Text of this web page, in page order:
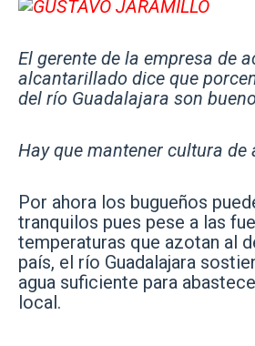
El gerente de la empresa de
alcantarillado dice que
del río Guadalajara son
Hay que mantener cultura de
Por ahora los bugueños
tranquilos pues pese a las
temperaturas que azotan al
país, el río Guadalajara
agua suficiente para
local.